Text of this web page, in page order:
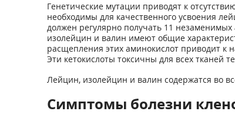
Генетические мутации приводят к
необходимы для качественного усвоения
должен регулярно получать 11
изолейцин и валин имеют общие
расщепления этих аминокислот приводит к
Эти кетокислоты токсичны для всех тканей
Лейцин, изолейцин и валин содержатся во
Симптомы болезни